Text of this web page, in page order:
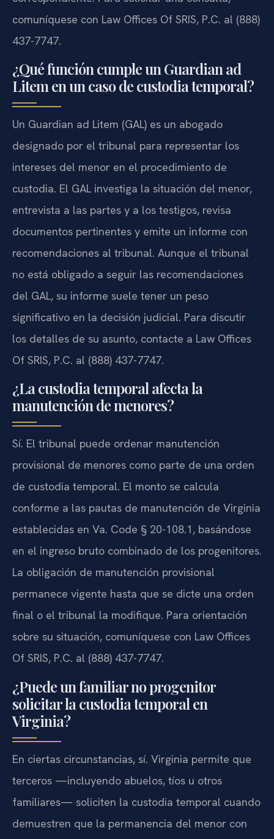
comuníquese con Law Offices Of SRIS, P.C. al (888)
437-7747.
¿Qué función cumple un Guardian ad
Litem en un caso de custodia temporal?
Un Guardian ad Litem (GAL) es un abogado
designado por el tribunal para representar los
intereses del menor en el procedimiento de
custodia. El GAL investiga la situación del menor,
entrevista a las partes y a los testigos, revisa
documentos pertinentes y emite un informe con
recomendaciones al tribunal. Aunque el tribunal
no está obligado a seguir las recomendaciones
del GAL, su informe suele tener un peso
significativo en la decisión judicial. Para discutir
los detalles de su asunto, contacte a Law Offices
Of SRIS, P.C. al (888) 437-7747.
¿La custodia temporal afecta la
manutención de menores?
Sí. El tribunal puede ordenar manutención
provisional de menores como parte de una orden
de custodia temporal. El monto se calcula
conforme a las pautas de manutención de Virginia
establecidas en Va. Code § 20-108.1, basándose
en el ingreso bruto combinado de los progenitores.
La obligación de manutención provisional
permanece vigente hasta que se dicte una orden
final o el tribunal la modifique. Para orientación
sobre su situación, comuníquese con Law Offices
Of SRIS, P.C. al (888) 437-7747.
¿Puede un familiar no progenitor
solicitar la custodia temporal en
Virginia?
En ciertas circunstancias, sí. Virginia permite que
terceros —incluyendo abuelos, tíos u otros
familiares— soliciten la custodia temporal cuando
demuestren que la permanencia del menor con